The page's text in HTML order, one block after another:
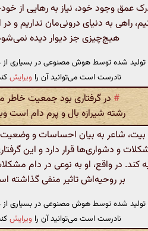
وجود خود، نیاز به رهایی از
راهی به دنیای درونی‌مان نداریم و
هیچ‌چیزی جز دیوار دیده
تولید شده توسط هوش مصنوعی در بسیاری از
نادرست است می‌توانید آن را ویرایش
# در گرفتاری بود جمعیت خاطر
رشته شیرازه بال و پرم دام است
شاعر به بیان احساسات و
و دشواری‌ها قرار دارد و این
کند. در واقع، او به نوعی در دام
بر روحیه‌اش تاثیر منفی گذاشته
تولید شده توسط هوش مصنوعی در بسیاری از
نادرست است می‌توانید آن را ویرایش